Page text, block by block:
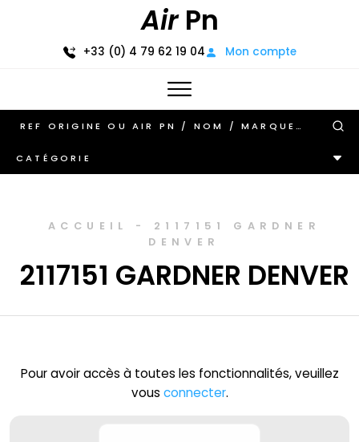
AirPn
+33 (0) 4 79 62 19 04 Mon compte
CATÉGORIE
ACCUEIL - 2117151 GARDNER
DENVER
2117151 GARDNER DENVER
Pour avoir accès à toutes les fonctionnalités, veuillez
vous connecter.